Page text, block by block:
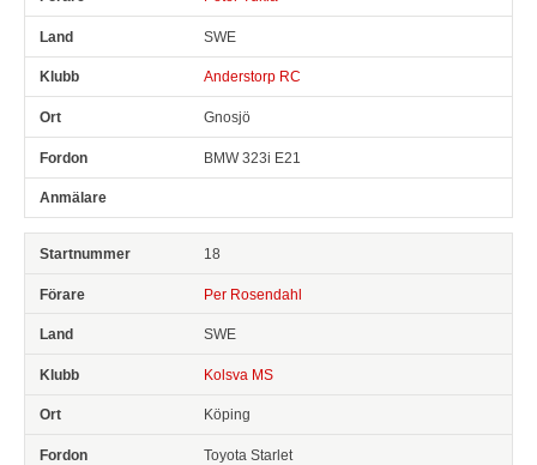
SWE
Anderstorp RC
Gnosjö
BMW 323i E21
18
Per Rosendahl
SWE
Kolsva MS
Köping
Toyota Starlet